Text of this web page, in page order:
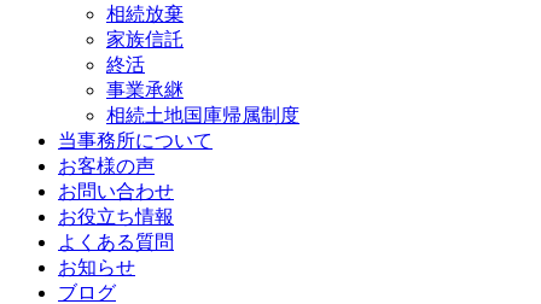
相続放棄
家族信託
終活
事業承継
相続土地国庫帰属制度
当事務所について
お客様の声
お問い合わせ
お役立ち情報
よくある質問
お知らせ
ブログ